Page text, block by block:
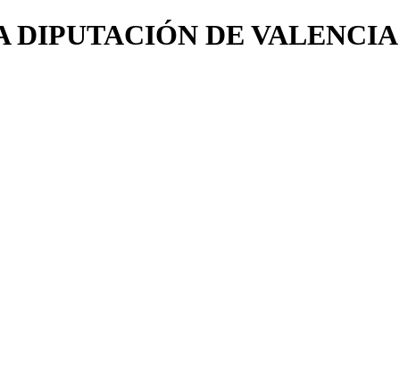
DIPUTACIÓN DE VALENCIA